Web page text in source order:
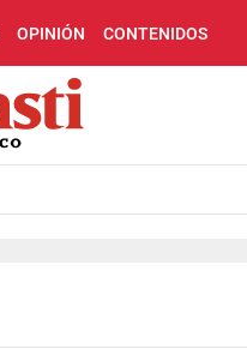
OPINIÓN CONTENIDOS